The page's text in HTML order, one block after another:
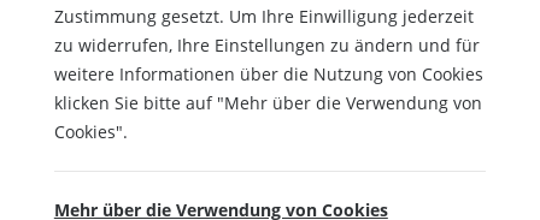
Zustimmung gesetzt. Um Ihre Einwilligung jederzeit
zu widerrufen, Ihre Einstellungen zu ändern und für
weitere Informationen über die Nutzung von Cookies
klicken Sie bitte auf "Mehr über die Verwendung von
Cookies".
Mehr über die Verwendung von Cookies